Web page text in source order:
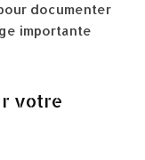
documenter
importante
votre